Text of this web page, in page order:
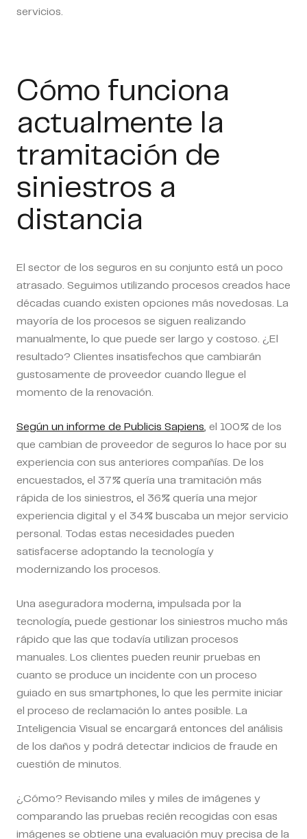
servicios.
Cómo funciona
actualmente la
tramitación de
siniestros a
distancia
El sector de los seguros en su conjunto está un poco
atrasado. Seguimos utilizando procesos creados hace
décadas cuando existen opciones más novedosas. La
mayoría de los procesos se siguen realizando
manualmente, lo que puede ser largo y costoso. ¿El
resultado? Clientes insatisfechos que cambiarán
gustosamente de proveedor cuando llegue el
momento de la renovación.
Según un informe de Publicis Sapiens , el 100% de los
que cambian de proveedor de seguros lo hace por su
experiencia con sus anteriores compañías. De los
encuestados, el 37% quería una tramitación más
rápida de los siniestros, el 36% quería una mejor
experiencia digital y el 34% buscaba un mejor servicio
personal. Todas estas necesidades pueden
satisfacerse adoptando la tecnología y
modernizando los procesos.
Una aseguradora moderna, impulsada por la
tecnología, puede gestionar los siniestros mucho más
rápido que las que todavía utilizan procesos
manuales. Los clientes pueden reunir pruebas en
cuanto se produce un incidente con un proceso
guiado en sus smartphones, lo que les permite iniciar
el proceso de reclamación lo antes posible. La
Inteligencia Visual se encargará entonces del análisis
de los daños y podrá detectar indicios de fraude en
cuestión de minutos.
¿Cómo? Revisando miles y miles de imágenes y
comparando las pruebas recién recogidas con esas
imágenes se obtiene una evaluación muy precisa de la